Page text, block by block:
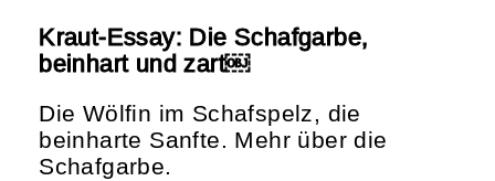
Kraut-Essay: Die Schafgarbe,
beinhart und zart￼
Die Wölfin im Schafspelz, die
beinharte Sanfte. Mehr über die
Schafgarbe.